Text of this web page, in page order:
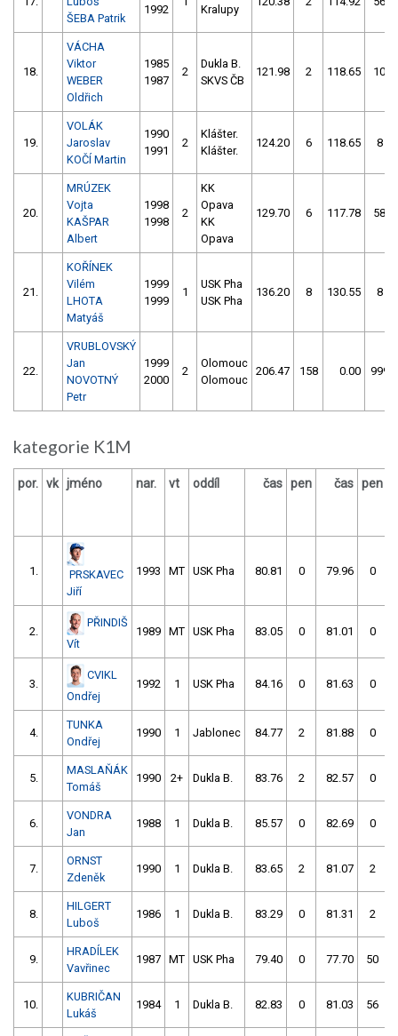
ŠEBA Patrik
1992 Kralupy
18.
VÁCHA
Viktor
WEBER
Oldřich
1985
1987
2
Dukla B.
SKVS ČB
121.98 2 118.65 10
19.
VOLÁK
Jaroslav
KOČÍ Martin
1990
1991
2
Klášter.
Klášter.
124.20 6 118.65 8
20.
MRÚZEK
Vojta
KAŠPAR
Albert
1998
1998
2
KK
Opava
KK
Opava
129.70 6 117.78 58
21.
KOŘÍNEK
Vilém
LHOTA
Matyáš
1999
1999
1
USK Pha
USK Pha
136.20 8 130.55 8
22.
VRUBLOVSKÝ
Jan
NOVOTNÝ
Petr
1999
2000
2
Olomouc
Olomouc
206.47 158 0.00 999
kategorie K1M
por. vk jméno nar. vt oddíl čas pen čas pen
1.
PRSKAVEC
Jiří
1993 MT USK Pha 80.81 0 79.96 0
2.
PŘINDIŠ
Vít
1989 MT USK Pha 83.05 0 81.01 0
3.
CVIKL
Ondřej
1992 1 USK Pha 84.16 0 81.63 0
4.
TUNKA
Ondřej
1990 1 Jablonec 84.77 2 81.88 0
5.
MASLAŇÁK
Tomáš
1990 2+ Dukla B. 83.76 2 82.57 0
6.
VONDRA
Jan
1988 1 Dukla B. 85.57 0 82.69 0
7.
ORNST
Zdeněk
1990 1 Dukla B. 83.65 2 81.07 2
8.
HILGERT
Luboš
1986 1 Dukla B. 83.29 0 81.31 2
9.
HRADÍLEK
Vavřinec
1987 MT USK Pha 79.40 0 77.70 50
10.
KUBRIČAN
Lukáš
1984 1 Dukla B. 82.83 0 81.03 56